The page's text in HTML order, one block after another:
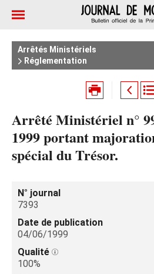
Arrêtés Ministériels
Réglementation
Arrêté Ministériel n°
1999 portant
spécial du Trésor.
N° journal
7393
Date de publication
04/06/1999
Qualité
100%